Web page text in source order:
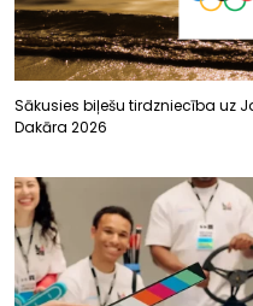
Sākusies biļešu tirdzniecība uz
Dakāra 2026